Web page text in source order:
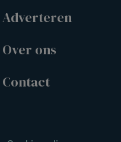
Adverteren
Over ons
Contact